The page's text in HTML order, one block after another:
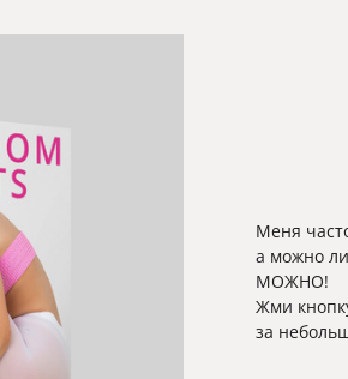
Меня
а можно
МОЖНО!
Жми
за